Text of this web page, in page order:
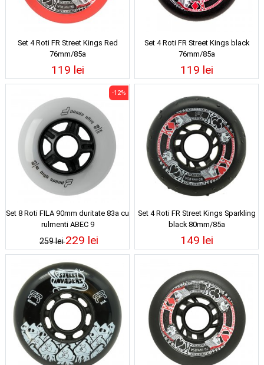
Set 4 Roti FR Street Kings Red
76mm/85a
119 lei
Set 4 Roti FR Street Kings black
76mm/85a
119 lei
Set 8 Roti FILA 90mm duritate 83a cu
rulmenti ABEC 9
259 lei
-12%
229 lei
Set 4 Roti FR Street Kings Sparkling
black 80mm/85a
149 lei